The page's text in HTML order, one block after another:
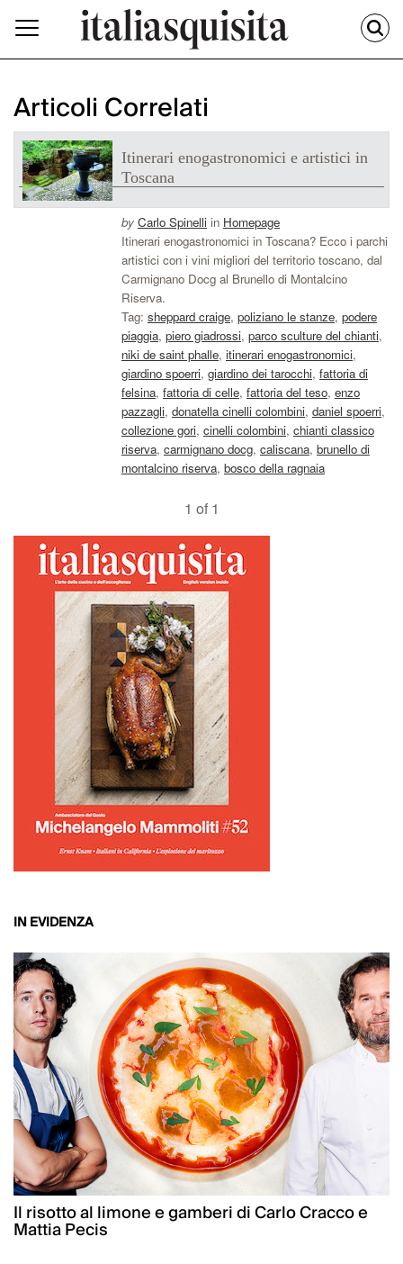
Articoli Correlati
Itinerari enogastronomici e artistici in
Toscana
by Carlo Spinelli in Homepage
Itinerari enogastronomici in Toscana? Ecco i parchi
artistici con i vini migliori del territorio toscano, dal
Carmignano Docg al Brunello di Montalcino
Riserva.
Tag: sheppard craige, poliziano le stanze, podere
piaggia, piero giadrossi, parco sculture del chianti,
niki de saint phalle, itinerari enogastronomici,
giardino spoerri, giardino dei tarocchi, fattoria di
felsina, fattoria di celle, fattoria del teso, enzo
pazzagli, donatella cinelli colombini, daniel spoerri,
collezione gori, cinelli colombini, chianti classico
riserva, carmignano docg, caliscana, brunello di
montalcino riserva, bosco della ragnaia
1 of 1
IN EVIDENZA
Il risotto al limone e gamberi di Carlo Cracco e
Mattia Pecis